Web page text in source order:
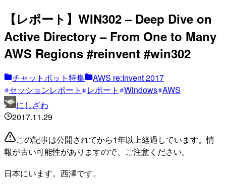
【レポート】WIN302 – Deep Dive on
Active Directory – From One to Many
AWS Regions #reinvent #win302
チャットボット特集
AWS re:Invent 2017
セッションレポート
レポート Windows AWS
にしざわ
2017.11.29
この記事は公開されてから1年以上経過しています。情
報が古い可能性がありますので、ご注意ください。
日本にいます。西澤です。